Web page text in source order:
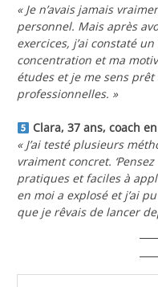
« Je n’avais jamais
personnel. Mais après
exercices, j’ai constaté
concentration et ma
études et je me sens
professionnelles. »
Clara, 37 ans, coach
« J’ai testé plusieurs
vraiment concret.
pratiques et faciles à
en moi a explosé et j’ai
que je rêvais de lancer